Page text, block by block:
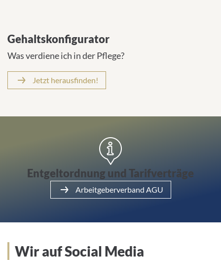
Gehaltskonfigurator
Was verdiene ich in der Pflege?
Jetzt herausfinden!
Arbeitgeberverband AGU
Entgeltordnung und Tarifverträge
Arbeitgeberverband AGU
Wir auf Social Media